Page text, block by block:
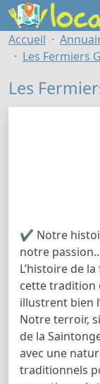
Accueil
Les Fermiers
Les
✔ Notre
notre
L’histoire de
cette tradition
illustrent bien
Notre terroir,
de la
avec une
traditionnels